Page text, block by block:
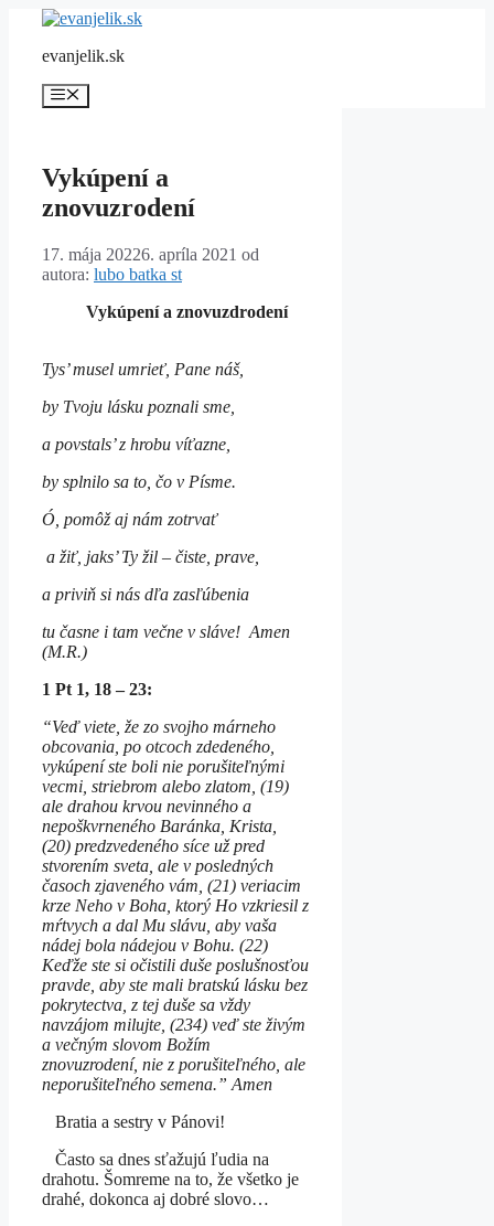
Preskočiť
obsahevanjelik.sk
Menu
Vykúpení a
znovuzrodení
17. mája 20226. apríla 2021 od
autora: lubo batka st
Vykúpení a znovuzdrodení
Tys’ musel umrieť, Pane náš,
by Tvoju lásku poznali sme,
a povstals’ z hrobu víťazne,
by splnilo sa to, čo v Písme.
Ó, pomôž aj nám zotrvať
a žiť, jaks’ Ty žil – čiste, prave,
a priviň si nás dľa zasľúbenia
tu časne i tam večne v sláve! Amen
(M.R.)
1 Pt 1, 18 – 23:
“Veď viete, že zo svojho márneho
obcovania, po otcoch zdedeného,
vykúpení ste boli nie porušiteľnými
vecmi, striebrom alebo zlatom, (19)
ale drahou krvou nevinného a
nepoškvrneného Baránka, Krista,
(20) predzvedeného síce už pred
stvorením sveta, ale v posledných
časoch zjaveného vám, (21) veriacim
krze Neho v Boha, ktorý Ho vzkriesil z
mŕtvych a dal Mu slávu, aby vaša
nádej bola nádejou v Bohu. (22)
Keďže ste si očistili duše poslušnosťou
pravde, aby ste mali bratskú lásku bez
pokrytectva, z tej duše sa vždy
navzájom milujte, (234) veď ste živým
a večným slovom Božím
znovuzrodení, nie z porušiteľného, ale
neporušiteľného semena.” Amen
Bratia a sestry v Pánovi!
Často sa dnes sťažujú ľudia na
drahotu. Šomreme na to, že všetko je
drahé, dokonca aj dobré slovo…